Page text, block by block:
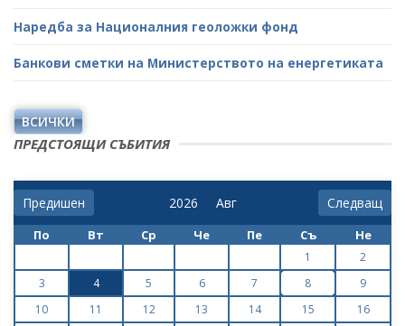
Наредба за Националния геоложки фонд
Банкови сметки на Министерството на енергетиката
ВСИЧКИ
ПРЕДСТОЯЩИ СЪБИТИЯ
Предишен Следващ
По Вт Ср Че Пе Съ Не
1
2
3
4 5 6 7 8
9
10
11 12 13 14 15
16